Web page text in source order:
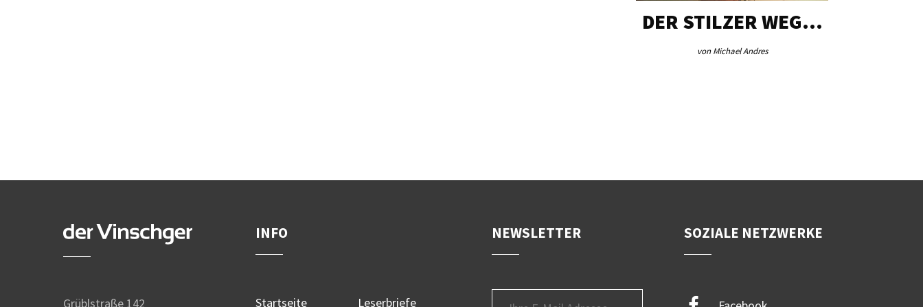
DER STILZER WEG…
von Michael Andres
Grüblstraße 142
INFO
Startseite Leserbriefe
NEWSLETTER SOZIALE NETZWERKE